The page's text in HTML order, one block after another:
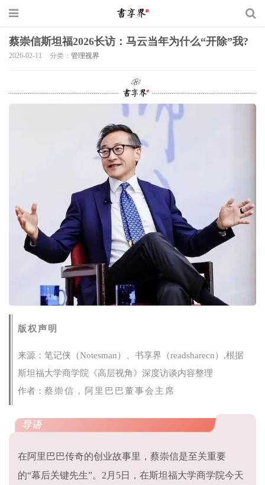
蔡崇信斯坦福2026长访：马云当年为什么“开除”我?
2026-02-11 分类： 管理视界
版权声明
来源： 笔记侠（Notesman）
、书享界（readsharecn）,根据
斯坦福大学商学院《高层视角》深度访谈内容整理
作者： 蔡崇信，阿里巴巴董事会主席
导语
在阿里巴巴传奇的创业故事里，蔡崇信是至关重要
的“幕后关键先生”。2月5日，在斯坦福大学商学院今天